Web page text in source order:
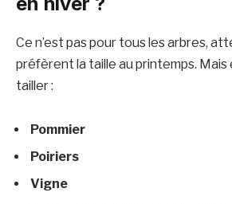
Ce n’est pas pour tous les arbres,
préfèrent la taille au printemps. Mais
tailler :
Pommier
Poiriers
Vigne